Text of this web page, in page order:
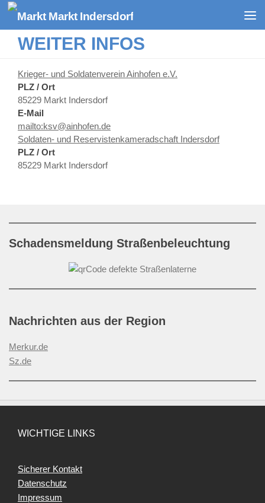
Zum Inhalt springen
WEITER INFOS
Krieger- und Soldatenverein Ainhofen e.V.
PLZ / Ort
85229 Markt Indersdorf
E-Mail
mailto:ksv@ainhofen.de
Soldaten- und Reservistenkameradschaft Indersdorf
PLZ / Ort
85229 Markt Indersdorf
Schadensmeldung Straßenbeleuchtung
Nachrichten aus der Region
Merkur.de
Sz.de
WICHTIGE LINKS
Sicherer Kontakt
Datenschutz
Impressum